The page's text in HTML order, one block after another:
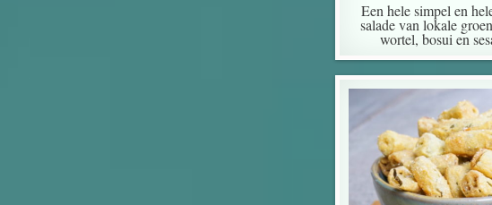
Een hele simpel en
salade van lokale
wortel, bosui en